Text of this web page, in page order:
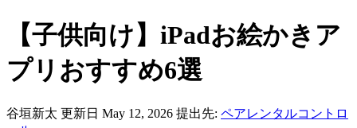
【子供向け】iPadお絵かきア
プリおすすめ6選
谷垣新太 更新日 May 12, 2026 提出先: ペアレンタルコントロ